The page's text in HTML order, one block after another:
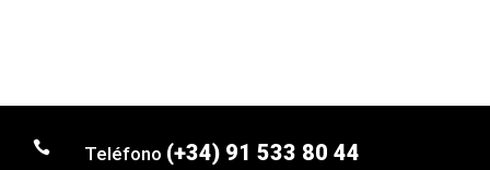
 Teléfono (+34) 91 533 80 44